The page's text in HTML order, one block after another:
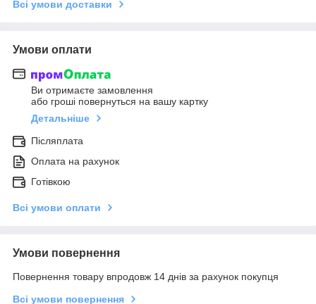
Всі умови доставки
Умови оплати
Ви отримаєте замовлення
або гроші повернуться на вашу картку
Детальніше
Післяплата
Оплата на рахунок
Готівкою
Всі умови оплати
Умови повернення
Повернення товару впродовж 14 днів за рахунок покупця
Всі умови повернення